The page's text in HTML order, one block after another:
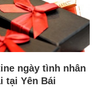
ngày tình nhân
tại Yên Bái